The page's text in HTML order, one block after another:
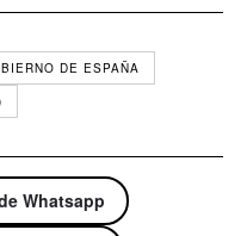
DE ESPAÑA
Whatsapp